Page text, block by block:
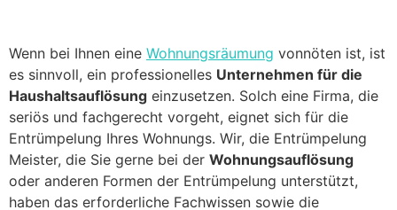
Wenn bei Ihnen eine Wohnungsräumung vonnöten ist, ist
es sinnvoll, ein professionelles Unternehmen für die
Haushaltsauflösung einzusetzen. Solch eine Firma, die
seriös und fachgerecht vorgeht, eignet sich für die
Entrümpelung Ihres Wohnungs. Wir, die Entrümpelung
Meister, die Sie gerne bei der Wohnungsauflösung
oder anderen Formen der Entrümpelung unterstützt,
haben das erforderliche Fachwissen sowie die